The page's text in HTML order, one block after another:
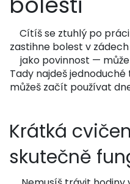
Cítíš se ztuhlý po
zastihne bolest v
jako povinnost —
Tady najdeš
můžeš začít používat
Krátká
skutečně